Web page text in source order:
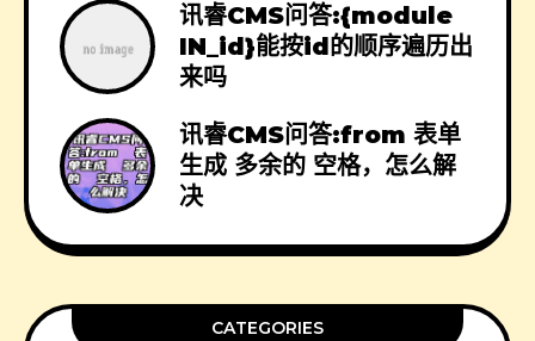
讯睿CMS问答:{module
IN_id}能按id的顺序遍历出
来吗
讯睿CMS问答:from 表单
生成 多余的 空格，怎么解
决
CATEGORIES